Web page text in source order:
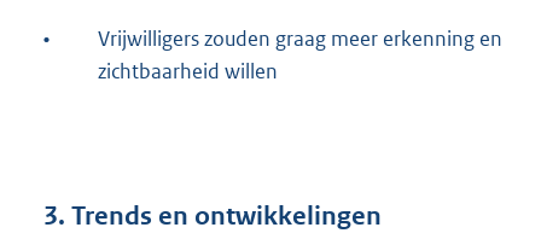
•
Vrijwilligers zouden graag meer erkenning en
zichtbaarheid willen
3. Trends en ontwikkelingen